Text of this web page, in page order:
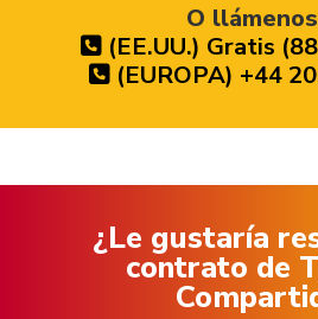
O
(EE.UU.) Gratis
(EUROPA) +44
¿Le gustaría
contrato de